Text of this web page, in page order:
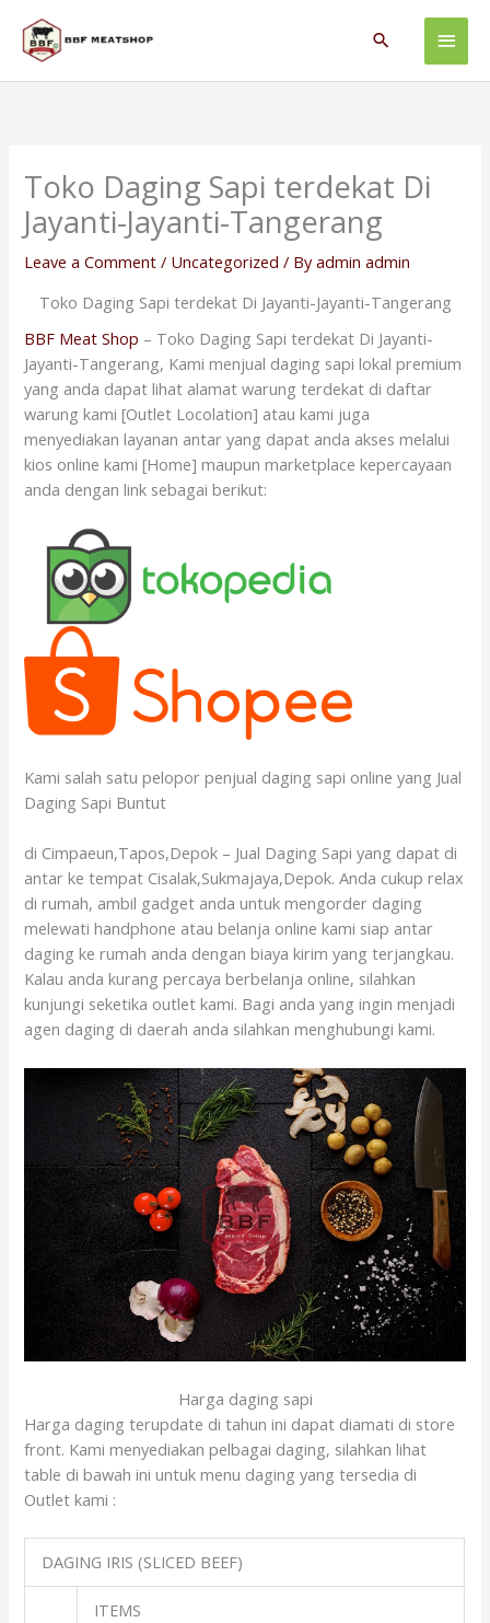
content
Main
Search
Toko Daging Sapi terdekat Di
Jayanti-Jayanti-Tangerang
Leave a Comment / Uncategorized / Byadmin admin
Toko Daging Sapi terdekat Di Jayanti-Jayanti-Tangerang
BBF Meat Shop – Toko Daging Sapi terdekat Di Jayanti-
Jayanti-Tangerang, Kami menjual daging sapi lokal premium
yang anda dapat lihat alamat warung terdekat di daftar
warung kami [Outlet Locolation] atau kami juga
menyediakan layanan antar yang dapat anda akses melalui
kios online kami [Home] maupun marketplace kepercayaan
anda dengan link sebagai berikut:
Kami salah satu pelopor penjual daging sapi online yang Jual
Daging Sapi Buntut
di Cimpaeun,Tapos,Depok – Jual Daging Sapi yang dapat di
antar ke tempat Cisalak,Sukmajaya,Depok. Anda cukup relax
di rumah, ambil gadget anda untuk mengorder daging
melewati handphone atau belanja online kami siap antar
daging ke rumah anda dengan biaya kirim yang terjangkau.
Kalau anda kurang percaya berbelanja online, silahkan
kunjungi seketika outlet kami. Bagi anda yang ingin menjadi
agen daging di daerah anda silahkan menghubungi kami.
Harga daging sapi
Harga daging terupdate di tahun ini dapat diamati di store
front. Kami menyediakan pelbagai daging, silahkan lihat
table di bawah ini untuk menu daging yang tersedia di
Outlet kami :
DAGING IRIS (SLICED BEEF)
ITEMS